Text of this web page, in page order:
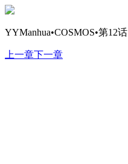
YYManhua•COSMOS•第12话
上一章下一章